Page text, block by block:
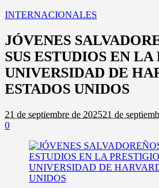
INTERNACIONALES
JÓVENES
SUS ESTUDIOS EN
UNIVERSIDAD DE
ESTADOS UNIDOS
21 de septiembre de 202521 de
0